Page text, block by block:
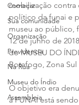
Começar
Sua comunidade
Organização
Previdencia
Na Rua
Museu do Índio
Assembleia
mobilização contra
político da funai e
museu ao público,
12 de junho de
do MUSEU DO
Botafogo, Zona
O objetivo era
a FUNAI está